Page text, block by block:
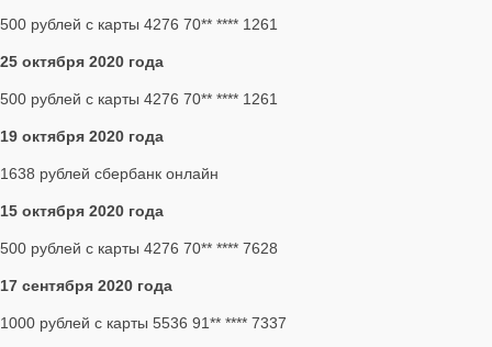
500 рублей с карты 4276 70** **** 1261
25 октября 2020 года
500 рублей с карты 4276 70** **** 1261
19 октября 2020 года
1638 рублей сбербанк онлайн
15 октября 2020 года
500 рублей с карты 4276 70** **** 7628
17 сентября 2020 года
1000 рублей с карты 5536 91** **** 7337